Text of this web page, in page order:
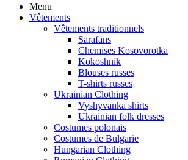
Menu
Vêtements
Vêtements traditionnels
Sarafans
Chemises Kosovorotka
Kokoshnik
Blouses russes
T-shirts russes
Ukrainian Clothing
Vyshyvanka shirts
Ukrainian folk dresses
Costumes polonais
Costumes de Bulgarie
Hungarian Clothing